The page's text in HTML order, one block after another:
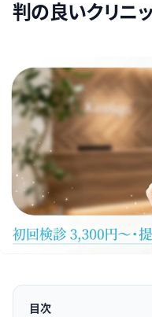
判の良いクリニ
目次